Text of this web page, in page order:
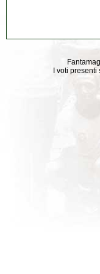
I voti